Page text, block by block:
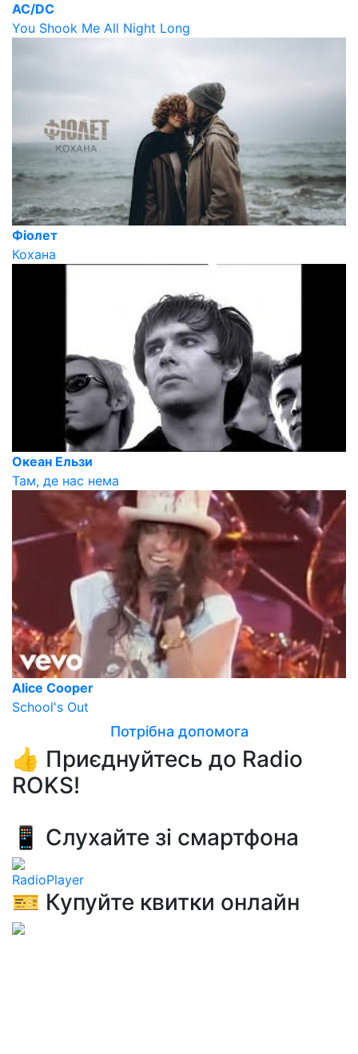
AC/DC
You Shook Me All Night Long
Фіолет
Кохана
Океан Ельзи
Там, де нас нема
Alice Cooper
School's Out
Потрібна допомога
👍 Приєднуйтесь до Radio
ROKS!
📱 Слухайте зі смартфона
RadioPlayer
🎫 Купуйте квитки онлайн